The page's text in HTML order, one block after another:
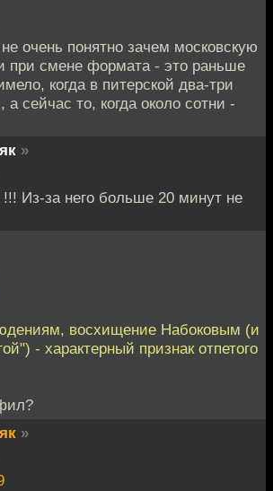
очень понятно зачем московскую
при смене формата - это раньше
когда в питерской два-три
а сейчас то, когда около сотни -
»
Из-за него больше 20 минут не
восхищение Набоковым (и
- характерный признак отпетого
»